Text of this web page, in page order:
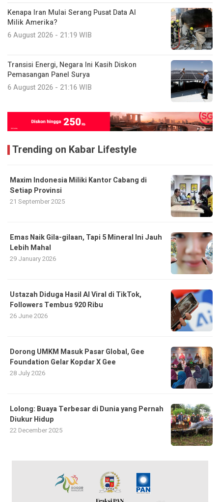
Kenapa Iran Mulai Serang Pusat Data AI
Milik Amerika?
6 August 2026 - 21:19 WIB
Transisi Energi, Negara Ini Kasih Diskon
Pemasangan Panel Surya
6 August 2026 - 21:16 WIB
Trending on Kabar Lifestyle
Maxim Indonesia Miliki Kantor Cabang di
Setiap Provinsi
21 September 2025
Emas Naik Gila-gilaan, Tapi 5 Mineral Ini Jauh
Lebih Mahal
29 January 2026
Ustazah Diduga Hasil AI Viral di TikTok,
Followers Tembus 920 Ribu
26 June 2026
Dorong UMKM Masuk Pasar Global, Gee
Foundation Gelar Kopdar X Gee
28 July 2026
Lolong: Buaya Terbesar di Dunia yang Pernah
Diukur Hidup
22 December 2025